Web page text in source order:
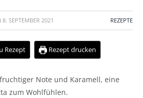
8. SEPTEMBER 2021 REZEPTE
Rezept Rezept drucken
Note und Karamell, eine
zum Wohlfühlen.